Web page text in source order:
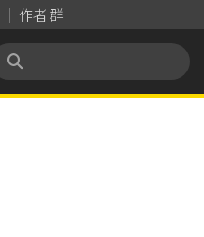
作者群